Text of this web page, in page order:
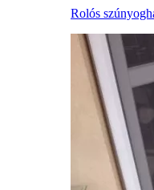
Rolós